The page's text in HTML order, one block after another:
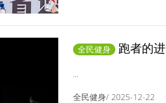
全民健身 跑者的
...
全民健身/ 2025-12-22